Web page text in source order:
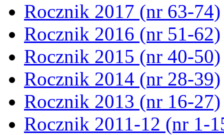
Rocznik 2017 (nr 63-74)
Rocznik 2016 (nr 51-62)
Rocznik 2015 (nr 40-50)
Rocznik 2014 (nr 28-39)
Rocznik 2013 (nr 16-27)
Rocznik 2011-12 (nr 1-